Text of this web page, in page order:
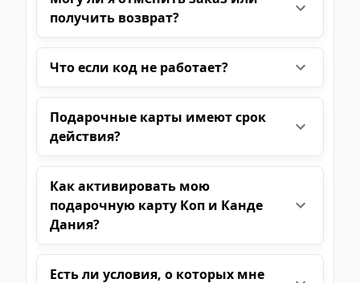
получить возврат?
Что если код не работает?
Подарочные карты имеют срок
действия?
Как активировать мою
подарочную карту Коп и Канде
Дания?
Есть ли условия, о которых мне